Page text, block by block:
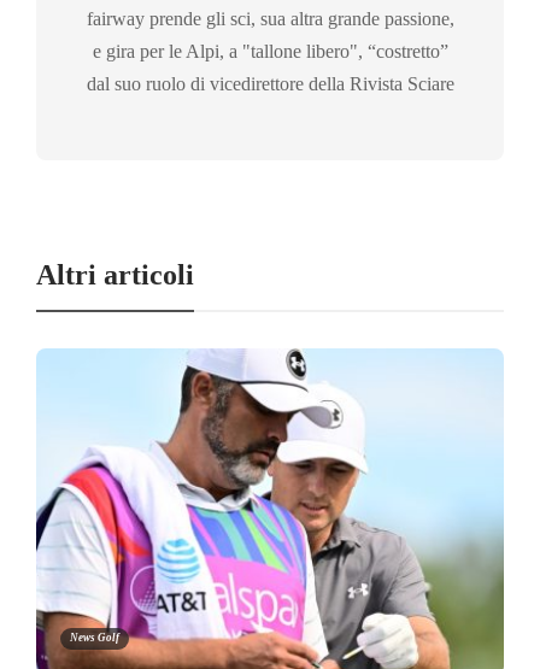
fairway prende gli sci, sua altra grande passione,
e gira per le Alpi, a "tallone libero", “costretto”
dal suo ruolo di vicedirettore della Rivista Sciare
Altri articoli
News Golf